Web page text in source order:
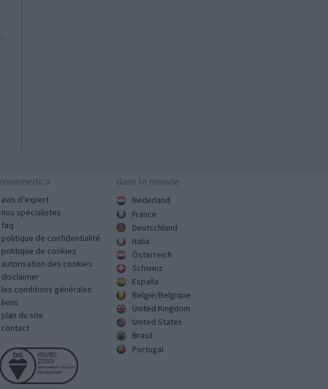
meamedica
avis d’expert
nos spécialistes
faq
politique de confidentialité
politique de cookies
autorisation des cookies
disclaimer
les conditions générales
liens
plan du site
contact
dans le monde
Nederland
France
Deutschland
Italia
Österreich
Schweiz
España
België/Belgique
United Kingdom
United States
Brasil
Portugal